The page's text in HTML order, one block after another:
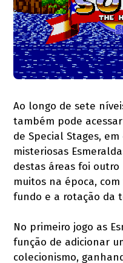
Ao longo de sete
também pode
de Special Stages,
misteriosas
destas áreas foi
muitos na época,
fundo e a rotação da
No primeiro jogo as
função de adicionar
colecionismo,